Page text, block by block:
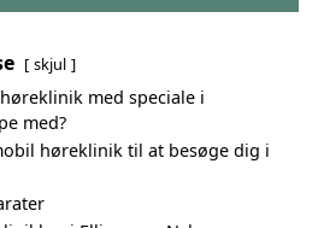
skjul
med speciale i
med?
høreklinik til at besøge dig i